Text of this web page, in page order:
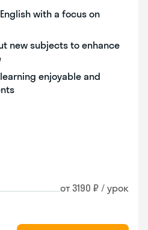
with a focus on
new subjects to enhance
enjoyable and
от 3190 ₽ / урок